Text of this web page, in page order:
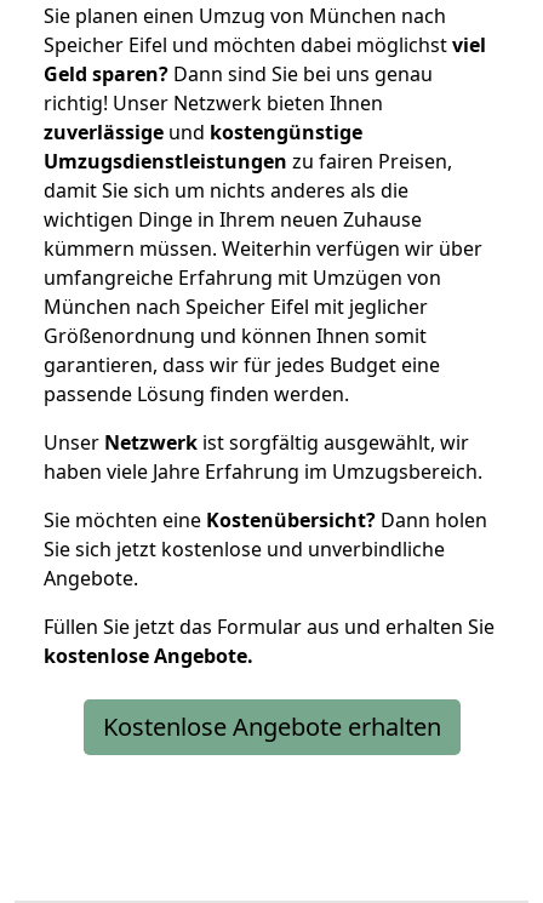
Sie planen einen Umzug von München nach
Speicher Eifel und möchten dabei möglichstviel
Geld sparen? Dann sind Sie bei uns genau
richtig! Unser Netzwerk bieten Ihnen
zuverlässige und kostengünstige
Umzugsdienstleistungen zu fairen Preisen,
damit Sie sich um nichts anderes als die
wichtigen Dinge in Ihrem neuen Zuhause
kümmern müssen. Weiterhin verfügen wir über
umfangreiche Erfahrung mit Umzügen von
München nach Speicher Eifel mit jeglicher
Größenordnung und können Ihnen somit
garantieren, dass wir für jedes Budget eine
passende Lösung finden werden.
Unser Netzwerk ist sorgfältig ausgewählt, wir
haben viele Jahre Erfahrung im Umzugsbereich.
Sie möchten eine Kostenübersicht? Dann holen
Sie sich jetzt kostenlose und unverbindliche
Angebote.
Füllen Sie jetzt das Formular aus und erhalten Sie
kostenloseAngebote.
Kostenlose Angebote erhalten